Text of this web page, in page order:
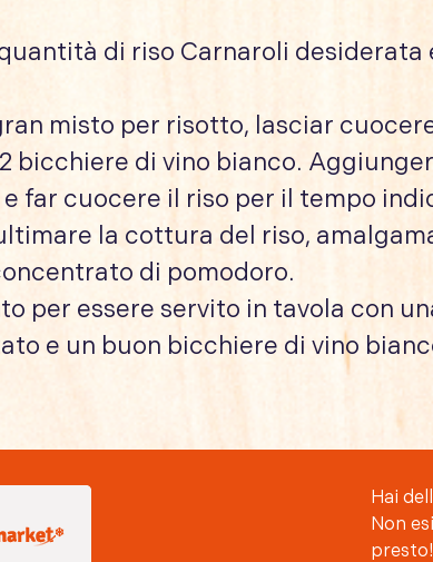
di riso Carnaroli desiderata
misto per risotto, lasciar
bicchiere di vino bianco.
far cuocere il riso per il tempo
la cottura del riso,
di pomodoro.
per essere servito in tavola con
e un buon bicchiere di vino
Hai
Non
presto!